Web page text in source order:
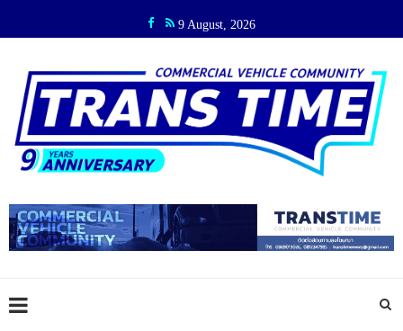
9 August, 2026